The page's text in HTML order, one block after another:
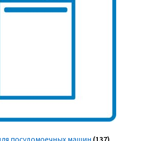
посудомоечных машин (137)